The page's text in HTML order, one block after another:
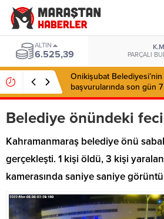
ALTIN
6.525,39 PARÇALI
Onikişubat
başvurularında son gün
Belediye önündeki
Kahramanmaraş belediye önü
gerçekleşti. 1 kişi öldü, 3 kişi
kamerasında saniye saniye